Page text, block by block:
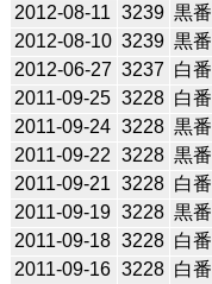
2012-08-11 3239 黒番
2012-08-10 3239 黒番
2012-06-27 3237 白番
2011-09-25 3228 白番
2011-09-24 3228 黒番
2011-09-22 3228 黒番
2011-09-21 3228 白番
2011-09-19 3228 黒番
2011-09-18 3228 白番
2011-09-16 3228 白番